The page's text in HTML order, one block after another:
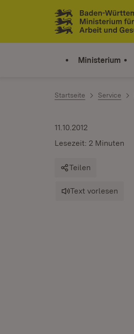
Zum Inhalt springen
Link zur Startseite
Ministerium
Startseite Service
11.10.2012
Lesezeit: 2 Minuten
Teilen
Text vorlesen